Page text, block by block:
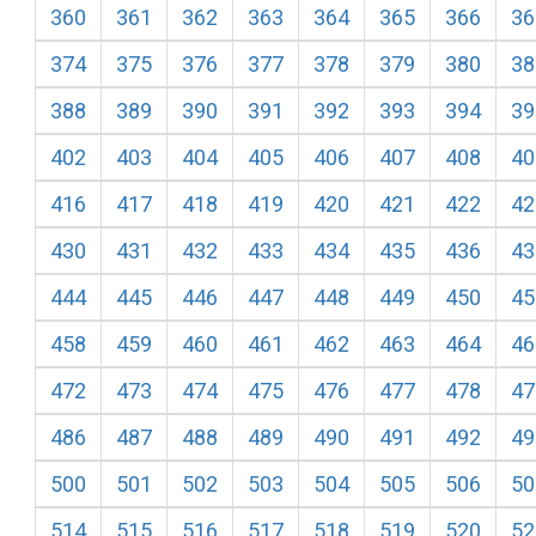
360 361 362 363 364 365 366
374
375 376 377 378 379 380
388
389 390 391 392 393 394
402
403 404 405 406 407 408
416
417 418 419 420 421 422
430
431 432 433 434 435 436
444
445 446 447 448 449 450
458
459 460 461 462 463 464
472
473 474 475 476 477 478
486
487 488 489 490 491 492
500
501 502 503 504 505 506